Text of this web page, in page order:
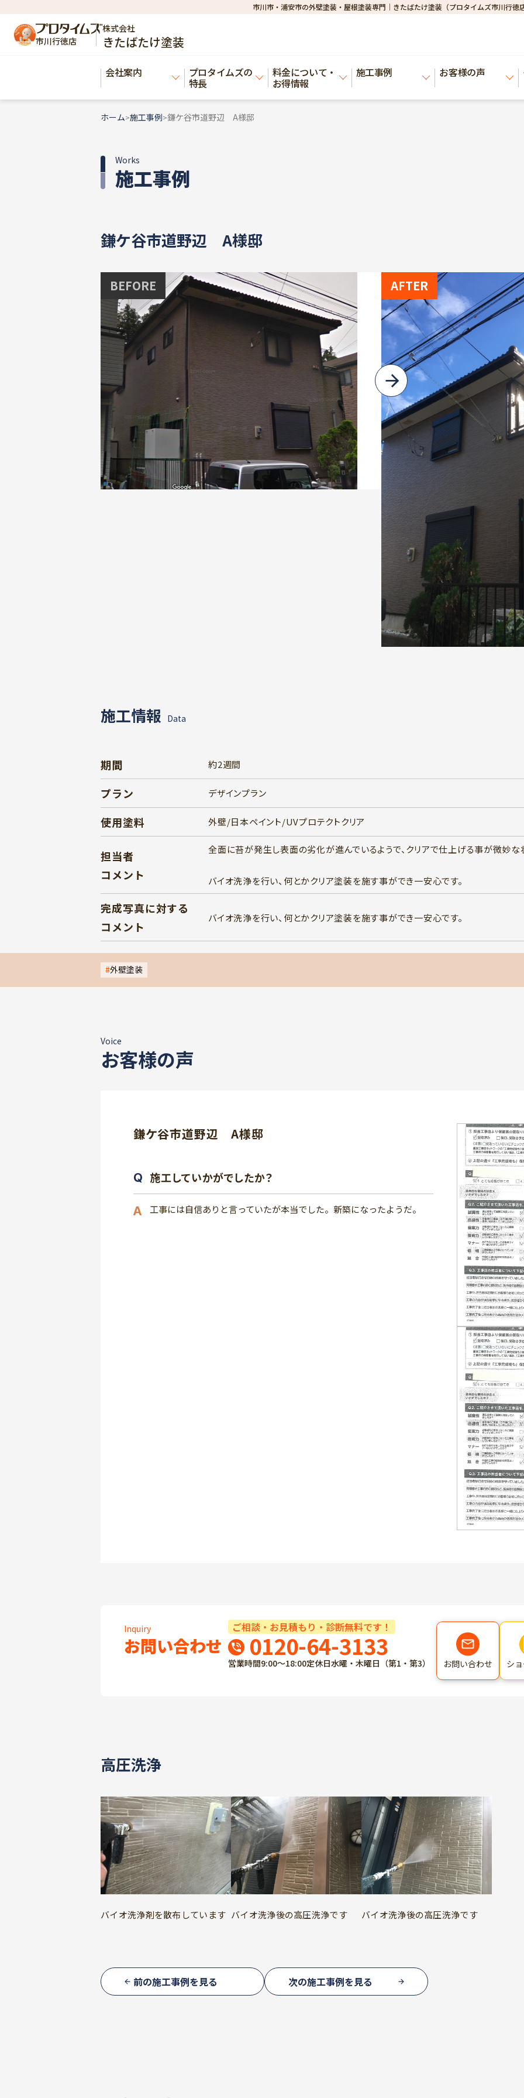
市川市・浦安市の外壁塗装・屋根塗装専門｜きたばたけ塗装（プロタイムズ市川行徳店
市川行徳店
株式会社
きたばたけ塗装
会社案内 プロタイムズの
特長
料金について・
お得情報
施工事例 お客様の声
ホーム>施工事例>鎌ケ谷市道野辺 A様邸
施工事例
Works
鎌ケ谷市道野辺 A様邸
BEFORE AFTER
施工情報 Data
期間 約2週間
プラン デザインプラン
使用塗料 外壁/日本ペイント/UVプロテクトクリア
担当者
コメント
全面に苔が発生し表面の劣化が進んでいるようで、クリアで仕上げる事が微妙な
バイオ洗浄を行い、何とかクリア塗装を施す事ができ一安心です。
完成写真に対する
コメント
バイオ洗浄を行い、何とかクリア塗装を施す事ができ一安心です。
外壁塗装
お客様の声
Voice
鎌ケ谷市道野辺 A様邸
施工していかがでしたか？
工事には自信ありと言っていたが本当でした。新築になったようだ。
お問い合わせ
Inquiry ご相談・お見積もり・診断無料です！
0120-64-3133
営業時間9:00～18:00定休日水曜・木曜日（第1・第3） お問い合わせ シ
高圧洗浄
バイオ洗浄剤を散布しています バイオ洗浄後の高圧洗浄です バイオ洗浄後の高圧洗浄です
前の施工事例を見る 次の施工事例を見る